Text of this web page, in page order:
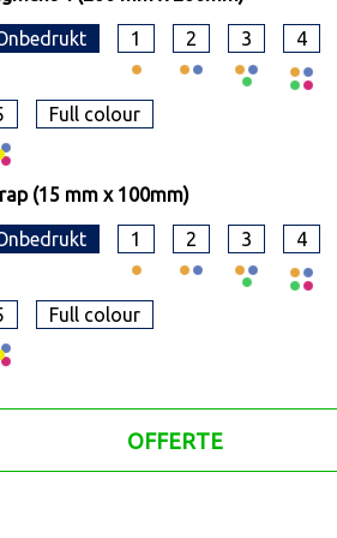
1 2 3 4
Full colour
(15 mm x 100mm)
1 2 3 4
Full colour
OFFERTE